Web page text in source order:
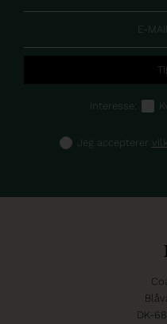
Interesse:
Jeg accepterer
DK-